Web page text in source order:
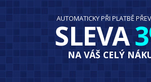
AUTOMATICKY PŘI PLATBĚ
SLEVA
NA VÁŠ CELÝ